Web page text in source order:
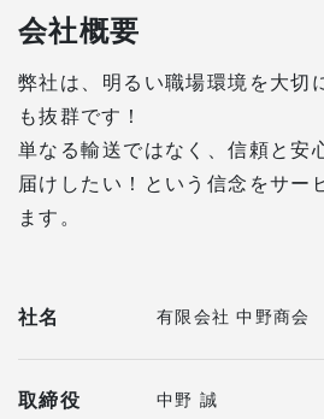
会社概要
弊社は、明るい職場環境を大切
も抜群です！
単なる輸送ではなく、信頼と安
届けしたい！という信念をサー
ます。
社名 有限会社 中野商会
取締役 中野 誠